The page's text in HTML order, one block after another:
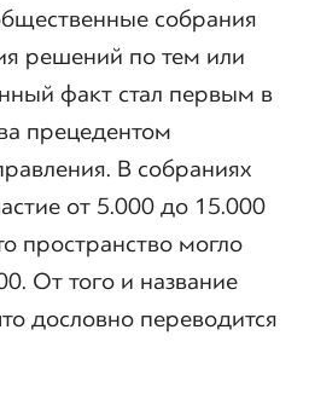
собрания
решений по тем или
факт стал первым в
прецедентом
В собраниях
от 5.000 до 15.000
пространство могло
От того и название
дословно переводится